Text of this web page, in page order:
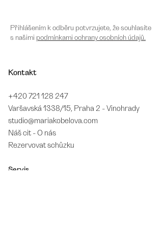
Přihlášením k odběru potvrzujete, že souhlasíte
s našimi podmínkami ochrany osobních údajů.
Kontakt
+420 721 128 247
Varšavská 1338/15, Praha 2 - Vinohrady
studio@mariakobelova.com
Náš cit - O nás
Rezervovat schůzku
Servis